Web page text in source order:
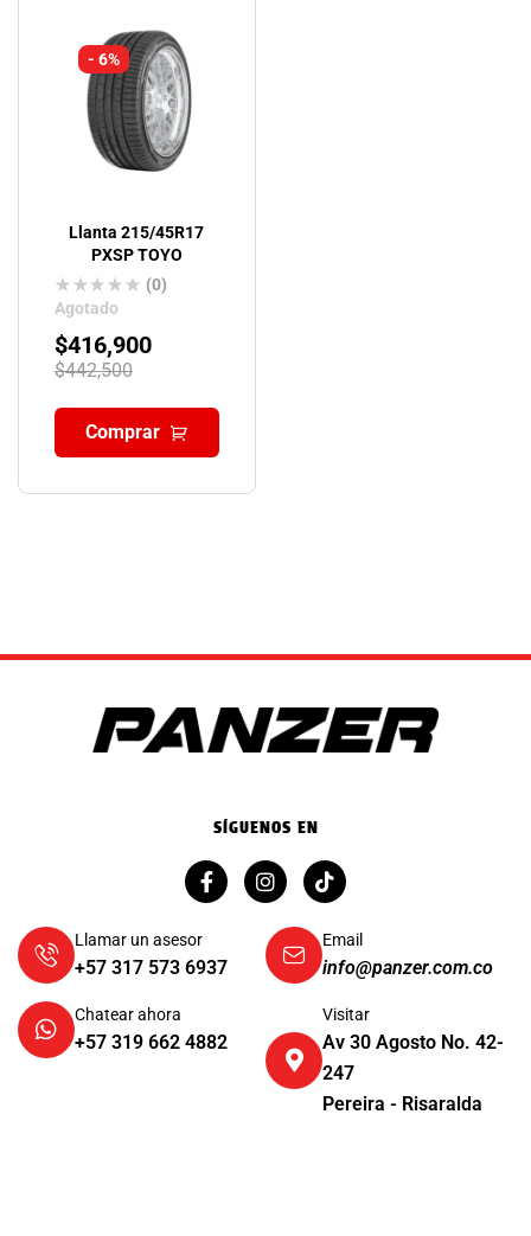
- 6%
Llanta 215/45R17
PXSP TOYO
(0)
Agotado
$442,500
$416,900
Comprar
SÍGUENOS EN
Llamar un asesor
+57 317 573 6937
Chatear ahora
+57 319 662 4882
Email
info@panzer.com.co
Visitar
Av 30 Agosto No. 42-
247
Pereira - Risaralda